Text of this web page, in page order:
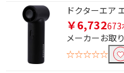
ドクターエア
￥6,732673
メーカーお取
☆☆☆☆☆